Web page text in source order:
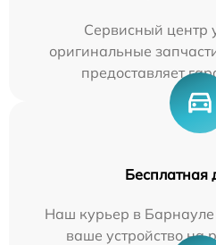
Сервисный центр
оригинальные
предоставляет
Бесплатная
Наш курьер в Барнауле
ваше устройство на